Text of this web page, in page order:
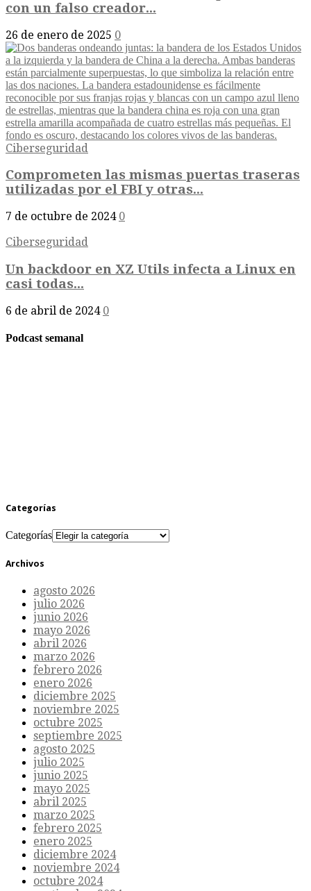
con un falso creador...
26 de enero de 2025 0
Ciberseguridad
Comprometen las mismas puertas traseras
utilizadas por el FBI y otras...
7 de octubre de 2024 0
Ciberseguridad
Un backdoor en XZ Utils infecta a Linux en
casi todas...
6 de abril de 2024 0
Podcast semanal
Categorías
Categorías
Archivos
agosto 2026
julio 2026
junio 2026
mayo 2026
abril 2026
marzo 2026
febrero 2026
enero 2026
diciembre 2025
noviembre 2025
octubre 2025
septiembre 2025
agosto 2025
julio 2025
junio 2025
mayo 2025
abril 2025
marzo 2025
febrero 2025
enero 2025
diciembre 2024
noviembre 2024
octubre 2024